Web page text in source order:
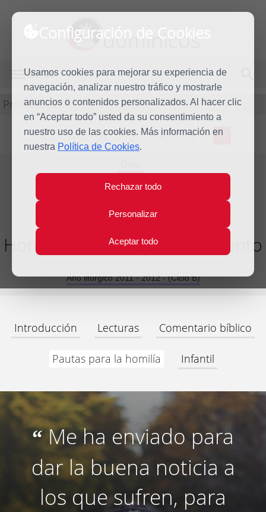
Configuración de Cookies
Usamos cookies para mejorar su experiencia de
navegación, analizar nuestro tráfico y mostrarle
anuncios o contenidos personalizados. Al hacer clic
en “Aceptar todo” usted da su consentimiento a
nuestro uso de las cookies. Más información en
nuestra Política de Cookies.
Rechazar todo
Personalizar
Aceptar todo
dominicos
MENÚ
Predicación
L M X J V S D
11
Dic
Homilía III Domingo de Adviento
Año litúrgico 2011 - 2012 - (Ciclo B)
Introducción Lecturas Comentario bíblico
Pautas para la homilía Infantil
“ Me ha enviado para
dar la buena noticia a
los que sufren, para